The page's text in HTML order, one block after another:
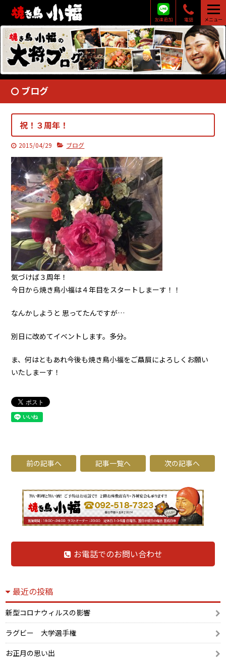
友達追加 電話 メニュー
ブログ
祝！３周年！
2015/04/29 ブログ
気づけば３周年！
今日から焼き鳥小福は４年目をスタートしまーす！！
なんかしようと 思ってたんですが…
別日に改めてイベントします。多分。
ま、何はともあれ今後も焼き鳥小福をご贔屓によろしくお願い
いたしまーす！
前の記事へ 記事一覧へ 次の記事へ
お電話でのお問い合わせ
最近の投稿
新型コロナウィルスの影響
ラグビー 大学選手権
お正月の思い出